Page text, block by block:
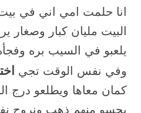
انا حلمت امي اني في
البيت مليان كبار وصغار
يلعبو في السيب بره
وفي نفس الوقت تجي
كمان معاها ويطلعو درج
يحسو منهم ذهب ونروح